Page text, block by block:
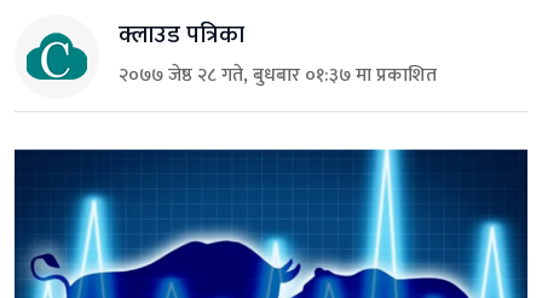
क्लाउड पत्रिका
२०७७ जेष्ठ २८ गते, बुधबार ०१:३७ मा प्रकाशित